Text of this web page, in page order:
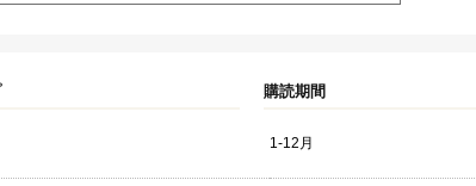
購読期間
1-12月